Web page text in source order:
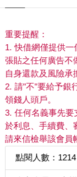
重要提醒：
1. 快借網僅提供
張貼之任何廣告不
自身還款及風險承
2. 請"不"要給予銀
領錢人頭戶。
3. 任何名義事先要
於利息、手續費、
請來信檢舉該會員
點閱人數：1214